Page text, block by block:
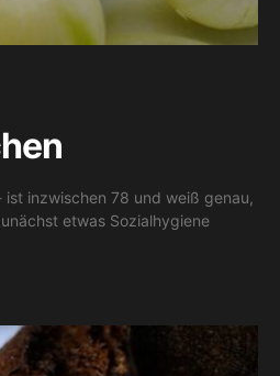
inzwischen 78 und weiß genau,
etwas Sozialhygiene